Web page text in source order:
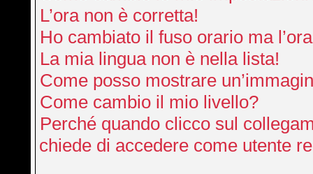
L’ora non è corretta!
Ho cambiato il fuso orario ma
La mia lingua non è nella lista!
Come posso mostrare
Come cambio il mio livello?
Perché quando clicco sul
chiede di accedere come utente